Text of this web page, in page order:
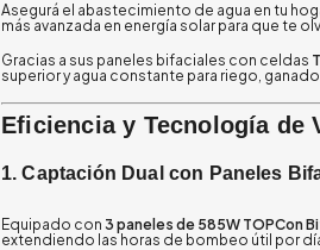
Asegurá el abastecimiento de agua en tu
más avanzada en energía solar para que te
Gracias a sus paneles bifaciales con celdas
superior y agua constante para riego,
Eficiencia y Tecnología de
1. Captación Dual con Paneles
Equipado con 3 paneles de 585W TOPCon
extendiendo las horas de bombeo útil por